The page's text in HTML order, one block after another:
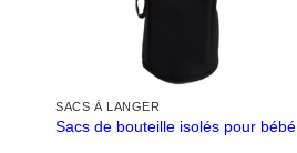
SACS À LANGER
Sacs de bouteille isolés pour bébé